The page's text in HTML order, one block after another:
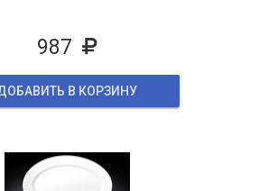
987
В КОРЗИНУ